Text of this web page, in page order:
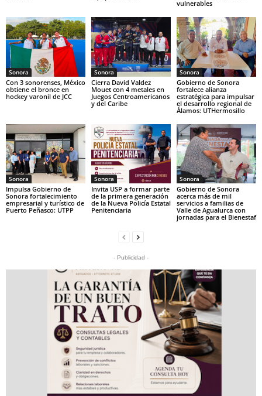
vulnerables
Sonora
Con 3 sonorenses, México
obtiene el bronce en
hockey varonil de JCC
Sonora
Cierra David Valdez
Mouet con 4 metales en
Juegos Centroamericanos
y del Caribe
Sonora
Gobierno de Sonora
fortalece alianza
estratégica para impulsar
el desarrollo regional de
Álamos: UTHermosillo
Sonora
Impulsa Gobierno de
Sonora fortalecimiento
empresarial y turístico de
Puerto Peñasco: UTPP
Sonora
Invita USP a formar parte
de la primera generación
de la Nueva Policía Estatal
Penitenciaria
Sonora
Gobierno de Sonora
acerca más de mil
servicios a familias de
Valle de Agualurca con
jornadas para el Bienestaf
- Publicidad -